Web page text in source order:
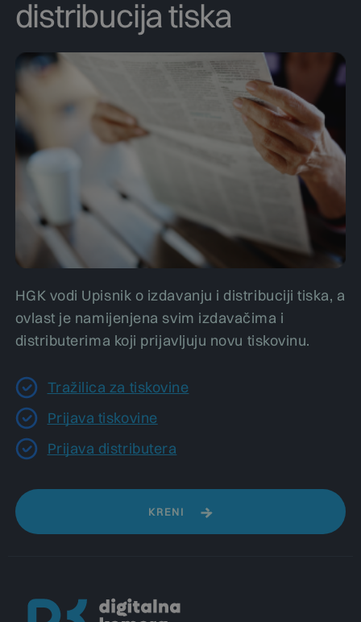
distribucija tiska
HGK vodi Upisnik o izdavanju i distribuciji tiska, a
ovlast je namijenjena svim izdavačima i
distributerima koji prijavljuju novu tiskovinu.
Tražilica za tiskovine
Prijava tiskovine
Prijava distributera
KRENI